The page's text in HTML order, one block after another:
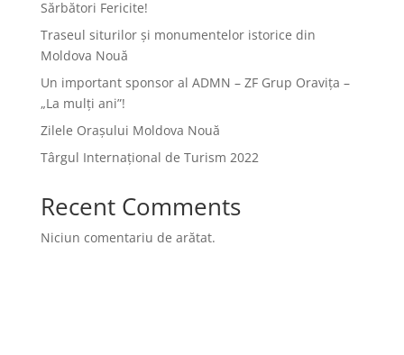
Sărbători Fericite!
Traseul siturilor și monumentelor istorice din
Moldova Nouă
Un important sponsor al ADMN – ZF Grup Oravița –
„La mulți ani”!
Zilele Orașului Moldova Nouă
Târgul Internațional de Turism 2022
Recent Comments
Niciun comentariu de arătat.